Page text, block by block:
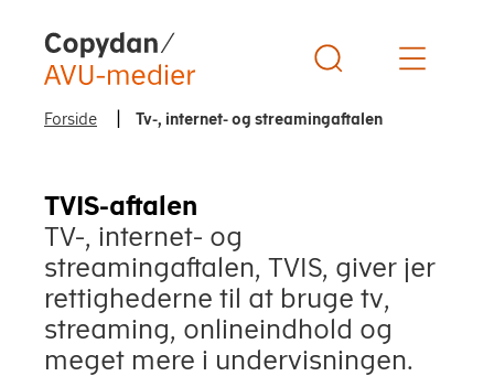
Copydan Logo
Forside Tv-, internet- og streamingaftalen
TVIS-aftalen
TV-, internet- og
streamingaftalen, TVIS, giver jer
rettighederne til at bruge tv,
streaming, onlineindhold og
meget mere i undervisningen.